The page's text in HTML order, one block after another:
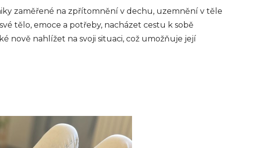
zaměřené na zpřítomnění v dechu, uzemnění v těle
tělo, emoce a potřeby, nacházet cestu k sobě
nově nahlížet na svoji situaci, což umožňuje její